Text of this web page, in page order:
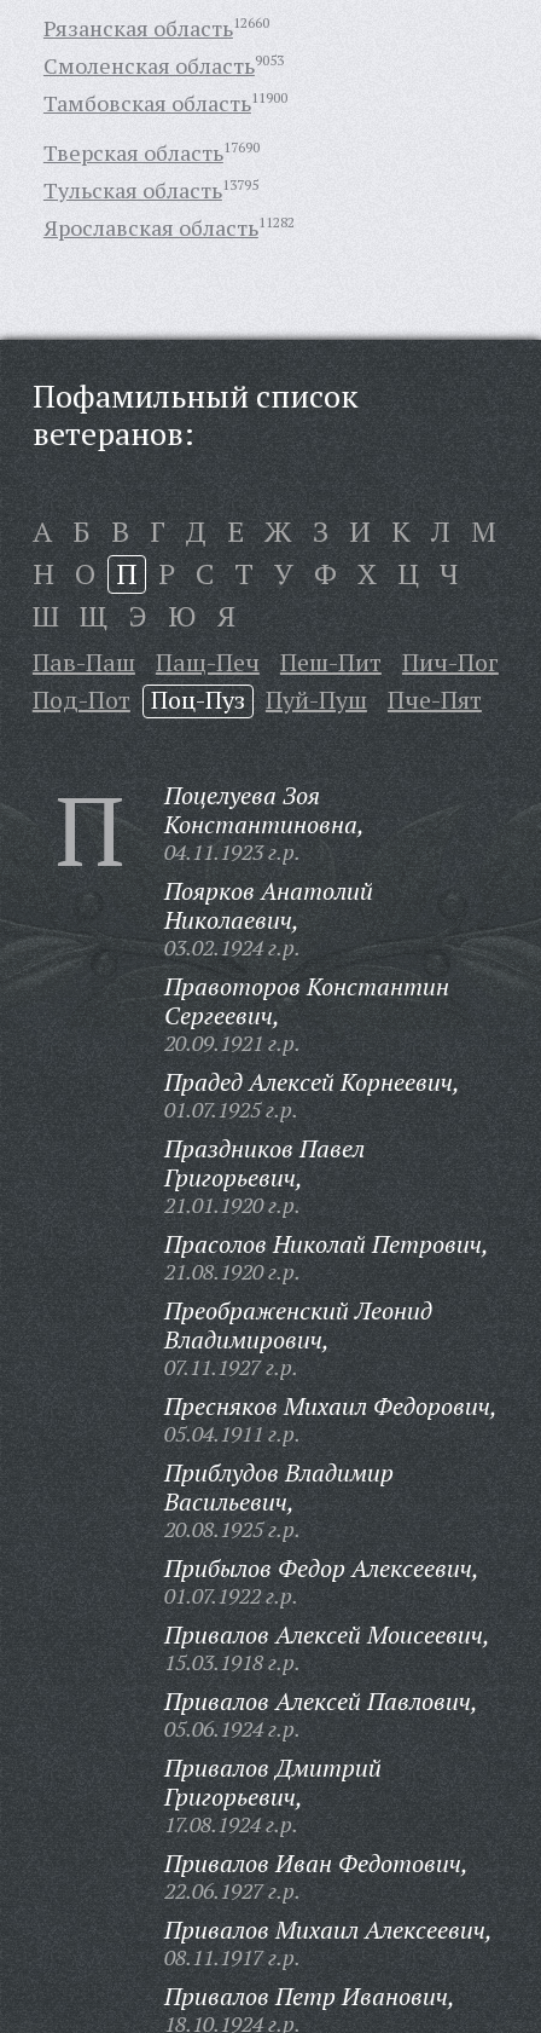
Рязанская область12660
Смоленская область9053
Тамбовская область11900
Тверская область17690
Тульская область13795
Ярославская область11282
Пофамильный список
ветеранов:
А Б В Г Д Е Ж З И К Л М
Н О П Р С Т У Ф Х Ц Ч
Ш Щ Э Ю Я
Пав-Паш Пащ-Печ Пеш-Пит
Пич-Пог
Под-Пот
Поц-Пуз Пуй-Пуш Пче-Пят
П
Поцелуева Зоя
Константиновна,
04.11.1923 г.р.
Поярков Анатолий
Николаевич,
03.02.1924 г.р.
Правоторов Константин
Сергеевич,
20.09.1921 г.р.
Прадед Алексей Корнеевич,
01.07.1925 г.р.
Праздников Павел
Григорьевич,
21.01.1920 г.р.
Прасолов Николай Петрович,
21.08.1920 г.р.
Преображенский Леонид
Владимирович,
07.11.1927 г.р.
Пресняков Михаил Федорович,
05.04.1911 г.р.
Приблудов Владимир
Васильевич,
20.08.1925 г.р.
Прибылов Федор Алексеевич,
01.07.1922 г.р.
Привалов Алексей Моисеевич,
15.03.1918 г.р.
Привалов Алексей Павлович,
05.06.1924 г.р.
Привалов Дмитрий
Григорьевич,
17.08.1924 г.р.
Привалов Иван Федотович,
22.06.1927 г.р.
Привалов Михаил Алексеевич,
08.11.1917 г.р.
Привалов Петр Иванович,
18.10.1924 г.р.